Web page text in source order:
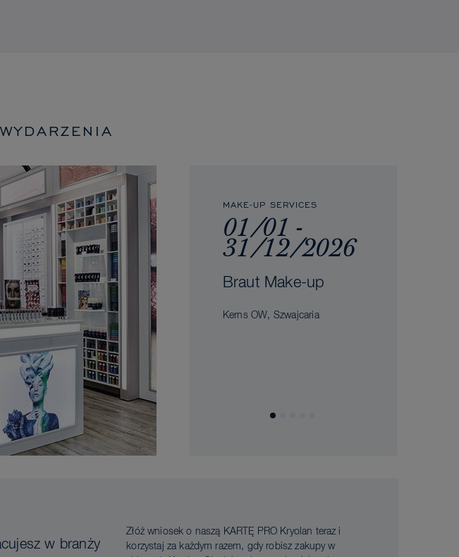
MAKE-UP SERVICES
01/01 -
31/12/2026
Braut Make-up
Kerns OW, Szwajcaria
w branży
Złóż wniosek o naszą KARTĘ PRO Kryolan teraz i
korzystaj za każdym razem, gdy robisz zakupy w